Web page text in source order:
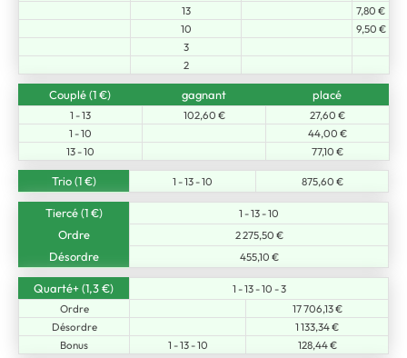
13
7,80 €
10
9,50 €
3
2
Couplé (1 €) gagnant placé
1 - 13 102,60 €
27,60 €
1 - 10
44,00 €
13 - 10
77,10 €
Trio (1 €) 1 - 13 - 10 875,60 €
Tiercé (1 €) 1 - 13 - 10
Ordre 2 275,50 €
Désordre 455,10 €
Quarté+ (1,3 €)
1 - 13 - 10 - 3
Ordre
17 706,13 €
Désordre
1 133,34 €
Bonus
1 - 13 - 10 128,44 €